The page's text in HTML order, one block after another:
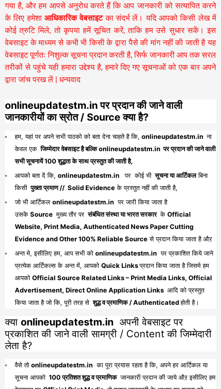
गया है, और हम आपसे अनुरोध करते हैं कि आप जानकारी को सत्यापित करने
के लिए हमेशा आधिकारिक वेबसाइटका संदर्भ लें। यदि आपको किसी लेख में
कोई त्रुटि मिले, तो कृपया हमें सूचित करें, ताकि हम उसे सुधार सकें। इस
वेबसाइट के माध्यम से कभी भी किसी के द्वारा पैसे की मांग नहीं की जाती है यह
वेबसाइट पूर्णतः निशुल्क सूचना प्रदान करती है,सिर्फ जानकारी आप तक सरल
तरीकों से पहुंचे यही हमारा उद्देश्य है, हमारे दिए गए सूचनाओं को एक बार अपने
द्वारा जांच परख लें | धन्यवाद
onlineupdatestm.in पर प्रदान की जाने वाली
जानकारीयों का स्रोत / Source क्या है?
हम, यहां पर अपने सभी पाठको को बता देना चाहते है कि, onlineupdatestm.in ना
केवल एक जिम्मेदार वेबसाइट है बल्कि onlineupdatestm.in पर प्रदान की जाने वाली
सभी सूचनायें 100 शुद्धता के साथ प्रस्तुत की जाती है,
आपको बता दें कि, onlineupdatestm.in पर कोई भी सूचना या आर्टिकलबिना
किसी पुख्ता प्रमाण // Solid Evidenceके प्रस्तुत नहीं की जाती है,
जो भी आर्टिकल onlineupdatestm.in पर जारी किया जाता है
उसके Source मुख्य तौर पर संबंधित संस्था या भारत सरकार के Official
Website, Print Media, Authenticated News Paper Cutting
Evidence and Other 100% Reliable Sourceसे प्रदान किया जाता है औऱ
अन्त मे, इसीलिए हम, आप सभी को onlineupdatestm.in पर प्रकाशित किये जाने
प्रत्येक आर्टिकल्स के अन्त में, आपको Quick Linksप्रदान किया जाता है जिसमे हम
आपको Official Source Related Links – Print Media Links, Official
Advertisement, Direct Online Application Links आदि को प्रस्तुत
किया जाता है जो कि, पूरी तरह से शुद्ध व प्रमाणिक / Authenticatedहोती है।
क्या onlineupdatestm.in अपनी वेबसाइट पर
प्रकाशित की जाने वाली सामग्री / Content की जिम्मेदारी
लेता है?
वैसे तो onlineupdatestm.in का पूरा प्रयास रहता है कि, अपने हर आर्टिकल या
सूचना आपको 100 प्रतिशत शुद्ध व प्रमाणिक जानकारी प्रदान की जाये औऱ इसीलिए हम